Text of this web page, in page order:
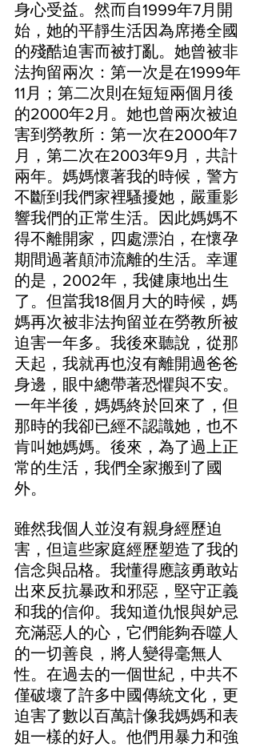
身心受益。然而自1999年7月開
始，她的平靜生活因為席捲全國
的殘酷迫害而被打亂。她曾被非
法拘留兩次：第一次是在1999年
11月；第二次則在短短兩個月後
的2000年2月。她也曾兩次被迫
害到勞教所：第一次在2000年7
月，第二次在2003年9月，共計
兩年。媽媽懷著我的時候，警方
不斷到我們家裡騷擾她，嚴重影
響我們的正常生活。因此媽媽不
得不離開家，四處漂泊，在懷孕
期間過著顛沛流離的生活。幸運
的是，2002年，我健康地出生
了。但當我18個月大的時候，媽
媽再次被非法拘留並在勞教所被
迫害一年多。我後來聽說，從那
天起，我就再也沒有離開過爸爸
身邊，眼中總帶著恐懼與不安。
一年半後，媽媽終於回來了，但
那時的我卻已經不認識她，也不
肯叫她媽媽。後來，為了過上正
常的生活，我們全家搬到了國
外。
雖然我個人並沒有親身經歷迫
害，但這些家庭經歷塑造了我的
信念與品格。我懂得應該勇敢站
出來反抗暴政和邪惡，堅守正義
和我的信仰。我知道仇恨與妒忌
充滿惡人的心，它們能夠吞噬人
的一切善良，將人變得毫無人
性。在過去的一個世紀，中共不
僅破壞了許多中國傳統文化，更
迫害了數以百萬計像我媽媽和表
姐一樣的好人。他們用暴力和強